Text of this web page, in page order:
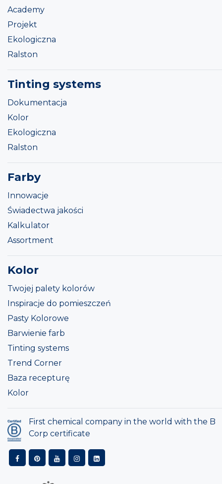
Academy
Projekt
Ekologiczna
Ralston
Tinting systems
Dokumentacja
Kolor
Ekologiczna
Ralston
Farby
Innowacje
Świadectwa jakości
Kalkulator
Assortment
Kolor
Twojej palety kolorów
Inspiracje do pomieszczeń
Pasty Kolorowe
Barwienie farb
Tinting systems
Trend Corner
Baza recepturę
Kolor
First chemical company in the world with the B
Corp certificate